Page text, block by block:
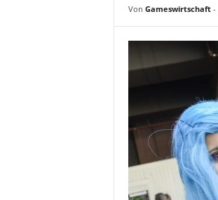
Von Gameswirtschaft-